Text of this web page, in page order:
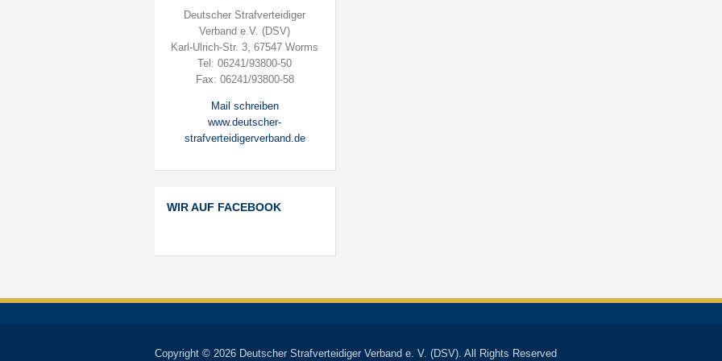
Deutscher Strafverteidiger
Verband e.V. (DSV)
Karl-Ulrich-Str. 3, 67547 Worms
Tel: 06241/93800-50
Fax: 06241/93800-58
Mail schreiben
www.deutscher-
strafverteidigerverband.de
WIR AUF FACEBOOK
Copyright © 2026 Deutscher Strafverteidiger Verband e. V. (DSV). All Rights Reserved